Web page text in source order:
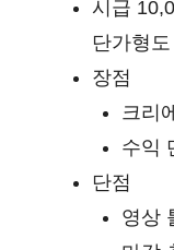
시급
단가형
장점
크리
수익
단점
영상